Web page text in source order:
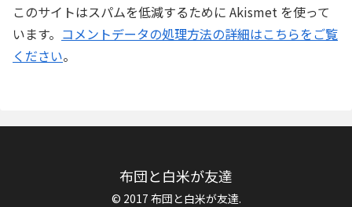
このサイトはスパムを低減するために Akismet を使って
います。 コメントデータの処理方法の詳細はこちらをご覧
ください。
布団と白米が友達
© 2017 布団と白米が友達.